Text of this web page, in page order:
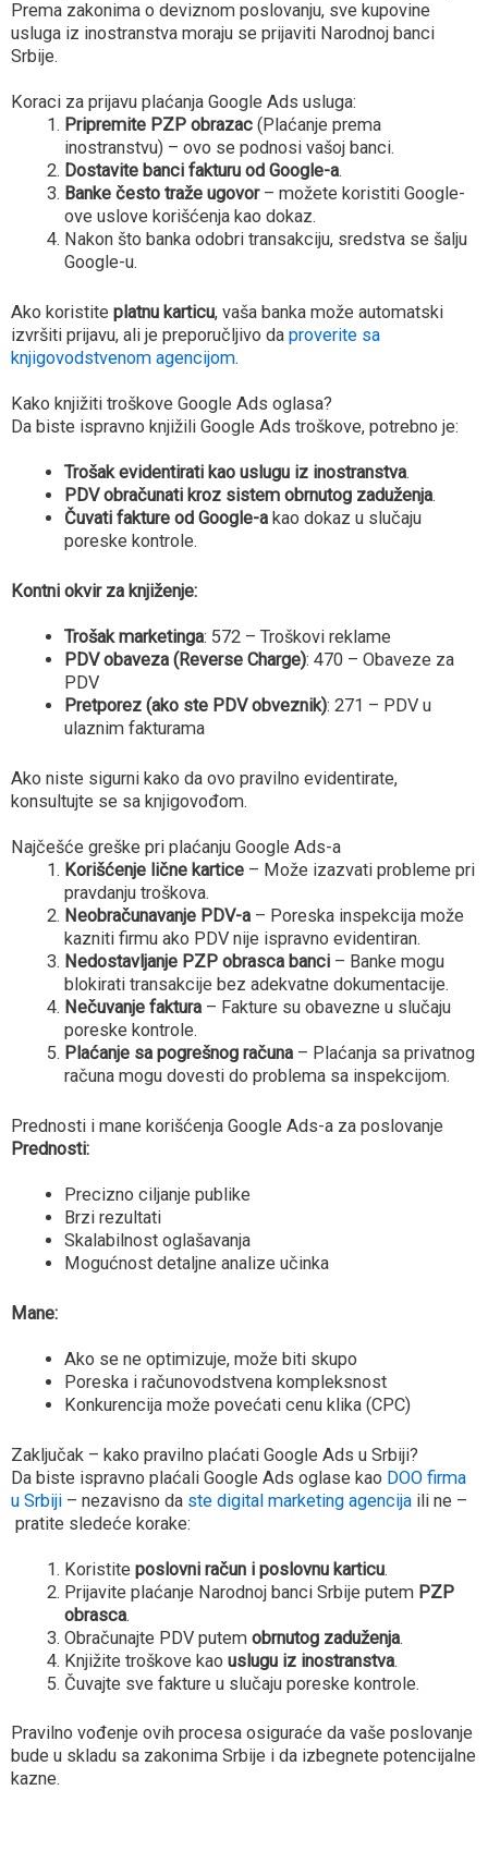
Prema zakonima o deviznom poslovanju, sve kupovine
usluga iz inostranstva moraju se prijaviti Narodnoj banci
Srbije.
Koraci za prijavu plaćanja Google Ads usluga:
Pripremite PZP obrazac (Plaćanje prema
inostranstvu) – ovo se podnosi vašoj banci.
Dostavite banci fakturu od Google-a.
Banke često traže ugovor– možete koristiti Google-
ove uslove korišćenja kao dokaz.
Nakon što banka odobri transakciju, sredstva se šalju
Google-u.
Ako koristite platnu karticu, vaša banka može automatski
izvršiti prijavu, ali je preporučljivo da proverite sa
knjigovodstvenom agencijom.
Kako knjižiti troškove Google Ads oglasa?
Da biste ispravno knjižili Google Ads troškove, potrebno je:
Trošak evidentirati kao uslugu iz inostranstva.
PDV obračunati kroz sistem obrnutog zaduženja.
Čuvati fakture od Google-a kao dokaz u slučaju
poreske kontrole.
Kontni okvir za knjiženje:
Trošak marketinga: 572 – Troškovi reklame
PDV obaveza (Reverse Charge): 470 – Obaveze za
PDV
Pretporez (ako ste PDV obveznik): 271 – PDV u
ulaznim fakturama
Ako niste sigurni kako da ovo pravilno evidentirate,
konsultujte se sa knjigovođom.
Najčešće greške pri plaćanju Google Ads-a
Korišćenje lične kartice – Može izazvati probleme pri
pravdanju troškova.
Neobračunavanje PDV-a – Poreska inspekcija može
kazniti firmu ako PDV nije ispravno evidentiran.
Nedostavljanje PZP obrasca banci – Banke mogu
blokirati transakcije bez adekvatne dokumentacije.
Nečuvanje faktura – Fakture su obavezne u slučaju
poreske kontrole.
Plaćanje sa pogrešnog računa – Plaćanja sa privatnog
računa mogu dovesti do problema sa inspekcijom.
Prednosti i mane korišćenja Google Ads-a za poslovanje
Prednosti:
Precizno ciljanje publike
Brzi rezultati
Skalabilnost oglašavanja
Mogućnost detaljne analize učinka
Mane:
Ako se ne optimizuje, može biti skupo
Poreska i računovodstvena kompleksnost
Konkurencija može povećati cenu klika (CPC)
Zaključak – kako pravilno plaćati Google Ads u Srbiji?
Da biste ispravno plaćali Google Ads oglase kao DOO firma
u Srbiji – nezavisno da ste digital marketing agencija ili ne –
pratite sledeće korake:
Koristiteposlovni račun i poslovnu karticu.
Prijavite plaćanje Narodnoj banci Srbije putem PZP
obrasca.
Obračunajte PDV putemobrnutog zaduženja.
Knjižite troškove kaouslugu iz inostranstva.
Čuvajte sve fakture u slučaju poreske kontrole.
Pravilno vođenje ovih procesa osiguraće da vaše poslovanje
bude u skladu sa zakonima Srbije i da izbegnete potencijalne
kazne.